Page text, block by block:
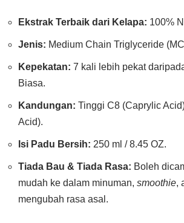
Ekstrak Terbaik dari Kelapa: 100%
Jenis: Medium Chain Triglyceride
Kepekatan: 7 kali lebih pekat
Biasa.
Kandungan: Tinggi C8 (Caprylic
Acid).
Isi Padu Bersih: 250 ml / 8.45 OZ.
Tiada Bau & Tiada Rasa: Boleh
mudah ke dalam minuman, smoothie,
mengubah rasa asal.